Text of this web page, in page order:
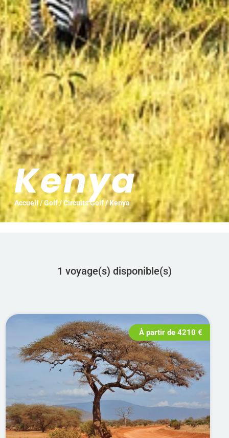
Kenya
Accueil /Golf/Circuits Golf/ Kenya
1 voyage(s) disponible(s)
À partir de4210€